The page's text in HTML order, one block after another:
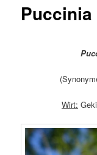
Wirt: